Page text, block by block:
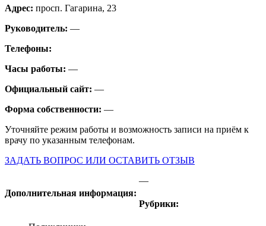
Адрес: просп. Гагарина, 23
Руководитель: —
Телефоны:
Часы работы: —
Официальный сайт: —
Форма собственности: —
Уточняйте режим работы и возможность записи на приём к
врачу по указанным телефонам.
ЗАДАТЬ ВОПРОС ИЛИ ОСТАВИТЬ ОТЗЫВ
Дополнительная информация:
—
Рубрики: